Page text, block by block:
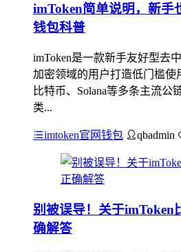
imToken简单说明，新手
钱包科普
imToken是一款新手友好型去
加密领域的用户打造低门槛使
比特币、Solana等多条主流公
类...
imtoken官网钱包 qbadmin
别被误导！关于imToken
确解答